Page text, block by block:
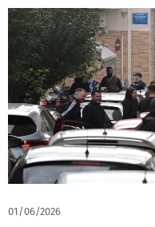
01/06/2026